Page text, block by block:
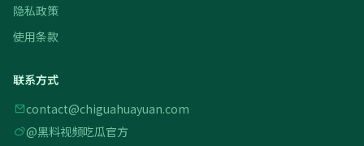
隐私政策
使用条款
联系方式
contact@chiguahuayuan.com
@黑料视频吃瓜官方